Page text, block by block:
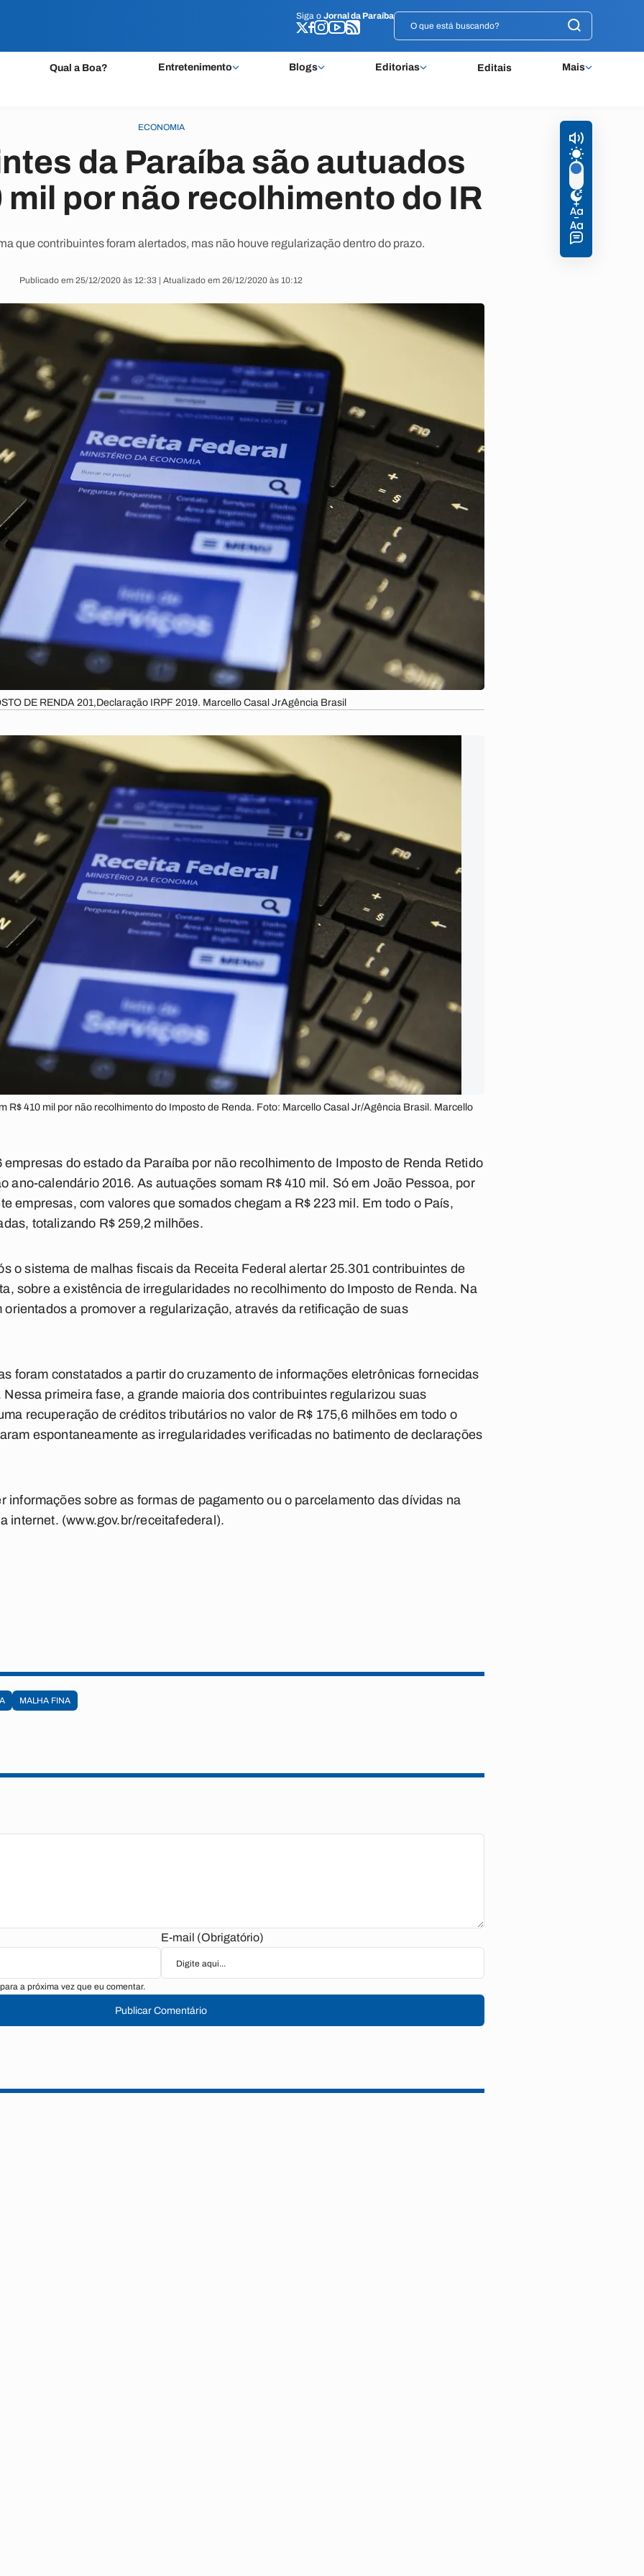
Siga o Jornal da Paraíba
Qual a Boa? Entretenimento Blogs Editorias Editais Mais
Siga o Jornal da Paraíba
ECONOMIA
da Paraíba são autuados
mil por não recolhimento do IR
que contribuintes foram alertados, mas não houve regularização dentro do prazo.
Publicado em 25/12/2020 às 12:33 | Atualizado em 26/12/2020 às 10:12
DE RENDA 201,Declaração IRPF 2019. Marcello Casal JrAgência Brasil
R$ 410 mil por não recolhimento do Imposto de Renda. Foto: Marcello Casal Jr/Agência Brasil. Marcello
do estado da Paraíba por não recolhimento de Imposto de Renda Retido
ano-calendário 2016. As autuações somam R$ 410 mil. Só em João Pessoa, por
empresas, com valores que somados chegam a R$ 223 mil. Em todo o País,
totalizando R$ 259,2 milhões.
o sistema de malhas fiscais da Receita Federal alertar 25.301 contribuintes de
sobre a existência de irregularidades no recolhimento do Imposto de Renda. Na
a promover a regularização, através da retificação de suas
foram constatados a partir do cruzamento de informações eletrônicas fornecidas
primeira fase, a grande maioria dos contribuintes regularizou suas
recuperação de créditos tributários no valor de R$ 175,6 milhões em todo o
espontaneamente as irregularidades verificadas no batimento de declarações
informações sobre as formas de pagamento ou o parcelamento das dívidas na
internet. (www.gov.br/receitafederal).
MALHA FINA
E-mail (Obrigatório)
a próxima vez que eu comentar.
Publicar Comentário